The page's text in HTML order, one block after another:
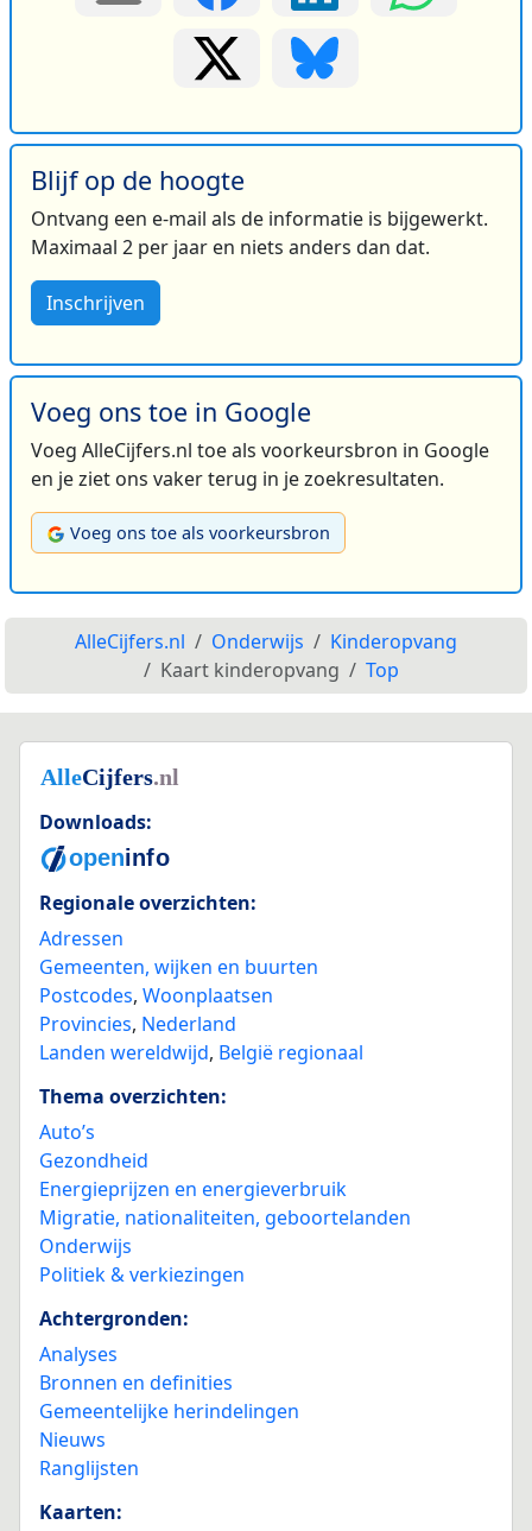
Blijf op de hoogte
Ontvang een e-mail als de informatie is bijgewerkt.
Maximaal 2 per jaar en niets anders dan dat.
Inschrijven
Voeg ons toe in Google
Voeg AlleCijfers.nl toe als voorkeursbron in Google
en je ziet ons vaker terug in je zoekresultaten.
Voeg ons toe als voorkeursbron
AlleCijfers.nl Onderwijs
Kinderopvang
Kaart kinderopvang
Top
Downloads:
Regionale overzichten:
Adressen
Gemeenten, wijken en buurten
Postcodes, Woonplaatsen
Provincies, Nederland
Landen wereldwijd, België regionaal
Thema overzichten:
Auto’s
Gezondheid
Energieprijzen en energieverbruik
Migratie, nationaliteiten, geboortelanden
Onderwijs
Politiek & verkiezingen
Achtergronden:
Analyses
Bronnen en definities
Gemeentelijke herindelingen
Nieuws
Ranglijsten
Kaarten: